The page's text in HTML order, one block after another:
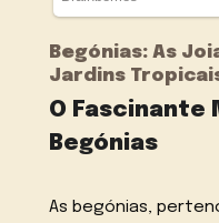
Begónias: As
Jardins
O Fascinante
Begónias
As begónias,